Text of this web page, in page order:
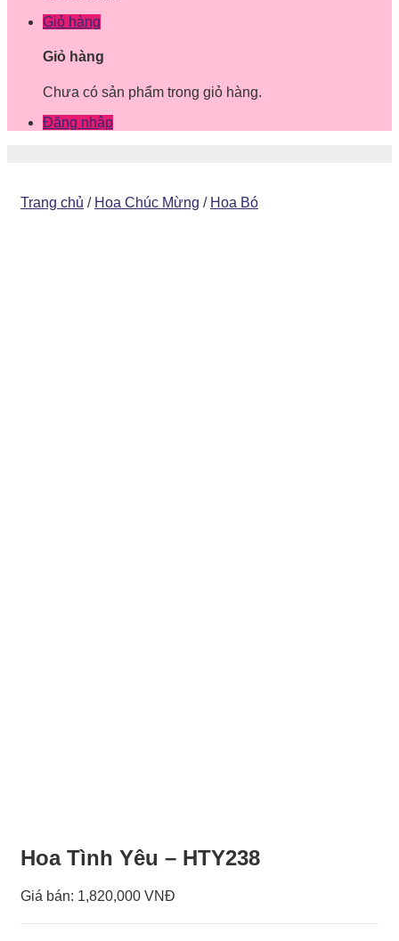
Giỏ hàng
Giỏ hàng
Chưa có sản phẩm trong giỏ hàng.
Đăng nhập
Trang chủ / Hoa Chúc Mừng / Hoa Bó
Hoa Tình Yêu – HTY238
Giá bán: 1,820,000 VNĐ